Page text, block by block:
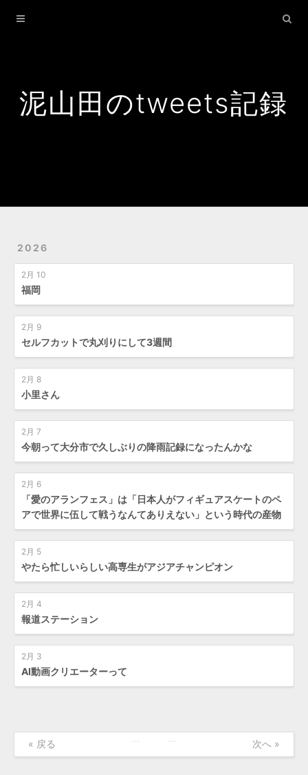
泥山田のtweets記録
2026
2月 10
福岡
2月 9
セルフカットで丸刈りにして3週間
2月 8
小里さん
2月 7
今朝って大分市で久しぶりの降雨記録になったんかな
2月 6
「愛のアランフェス」は「日本人がフィギュアスケートのペ
アで世界に伍して戦うなんてありえない」という時代の産物
2月 5
やたら忙しいらしい高専生がアジアチャンピオン
2月 4
報道ステーション
2月 3
AI動画クリエーターって
« 戻る 次へ »
Home